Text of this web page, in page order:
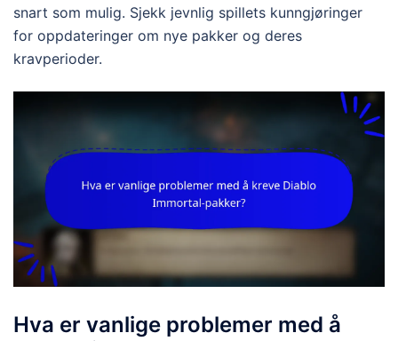
snart som mulig. Sjekk jevnlig spillets kunngjøringer
for oppdateringer om nye pakker og deres
kravperioder.
Hva er vanlige problemer med å